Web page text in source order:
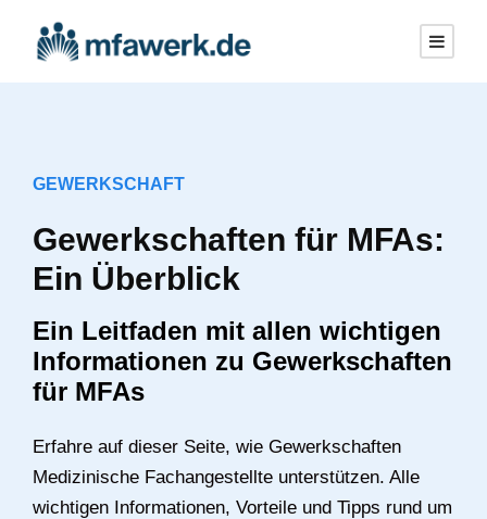
GEWERKSCHAFT
Gewerkschaften für MFAs:
Ein Überblick
Ein Leitfaden mit allen wichtigen
Informationen zu Gewerkschaften
für MFAs
Erfahre auf dieser Seite, wie Gewerkschaften
Medizinische Fachangestellte unterstützen. Alle
wichtigen Informationen, Vorteile und Tipps rund um